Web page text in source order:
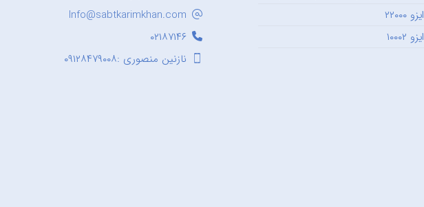
ایزو ۲۲۰۰۰
ایزو ۱۰۰۰۲
Info@sabtkarimkhan.com
۰۲۱۸۷۱۴۶
نازنین منصوری :۰۹۱۲۸۴۷۹۰۰۸